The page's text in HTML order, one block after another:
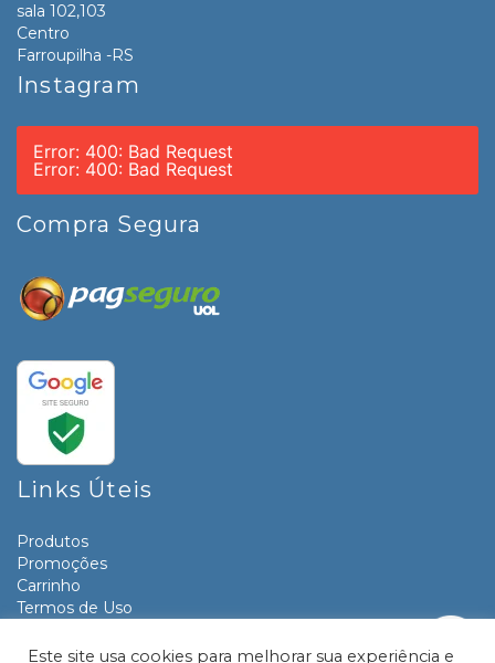
sala 102,103
Centro
Farroupilha -RS
Instagram
Error: 400: Bad Request
Error: 400: Bad Request
Compra Segura
Links Úteis
Produtos
Promoções
Carrinho
Termos de Uso
Contato
Este site usa cookies para melhorar sua experiência e